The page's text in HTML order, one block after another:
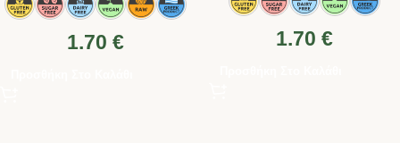
1.70 € 1.70 €